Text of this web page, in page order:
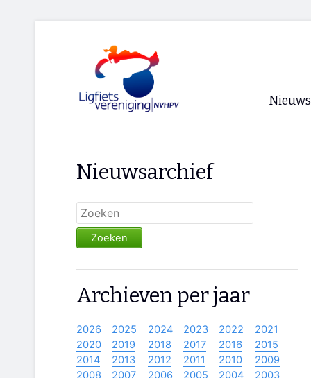
Nieuws
Nieuwsarchief
Zoeken
Archieven per jaar
2026 2025 2024 2023 2022
2021
2020
2019 2018 2017 2016
2015
2014
2013 2012 2011 2010
2009
2008
2007 2006 2005 2004
2003